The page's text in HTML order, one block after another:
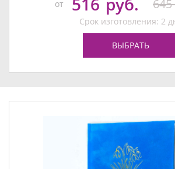
от 645
Срок изготовления: 2
ВЫБРАТЬ